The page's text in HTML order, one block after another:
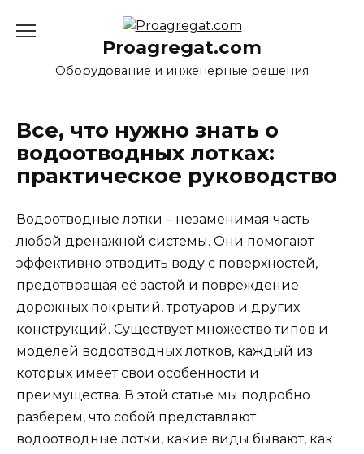
Proagregat.com
Оборудование и инженерные решения
Все, что нужно знать о
водоотводных лотках:
практическое руководство
Водоотводные лотки – незаменимая часть
любой дренажной системы. Они помогают
эффективно отводить воду с поверхностей,
предотвращая её застой и повреждение
дорожных покрытий, тротуаров и других
конструкций. Существует множество типов и
моделей водоотводных лотков, каждый из
которых имеет свои особенности и
преимущества. В этой статье мы подробно
разберем, что собой представляют
водоотводные лотки, какие виды бывают, как